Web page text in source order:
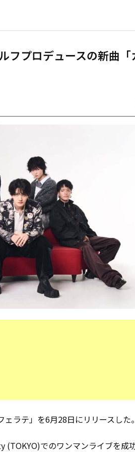
フプロデュースの新曲「
ラテ」を6月28日にリリースした。
(TOKYO)でのワンマンライブを成